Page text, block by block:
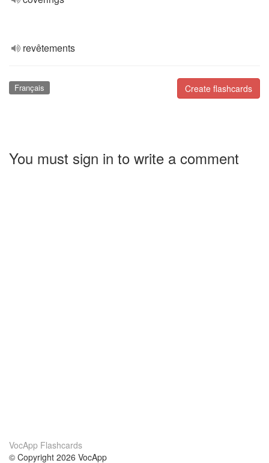
revêtements
Create flashcards
Français
You must sign in to write a comment
VocApp Flashcards
© Copyright 2026 VocApp